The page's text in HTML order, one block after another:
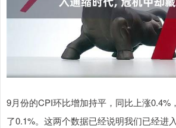
9月份的CPI环比增加持平，同比上涨0.4%
了0.1%。这两个数据已经说明我们已经进